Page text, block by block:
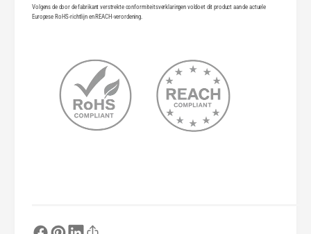
Volgens de door de fabrikant verstrekte conformiteitsverklaringen voldoet dit product aan de actuele
Europese RoHS-richtlijn en REACH-verordening.